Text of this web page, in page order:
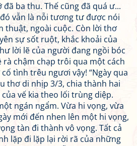
ba thu. Thế cũng đã quá ư...
vẫn là nỗi tương tư được nói
thuật, ngoài cuộc. Còn lời thơ
sự sốt ruột, khắc khoải của
lời lẽ của người đang ngồi bóc
rà chậm chạp trôi qua một cách
tình trêu ngươi vậy! “Ngày qua
thơ di nhịp 3/3, chia thành hai
vế kia theo lối trùng diệp.
ngán ngẩm. Vừa hi vọng, vừa
mới đến nhen lên một hi vọng,
tàn đi thành vô vọng. Tất cả
lặp đi lặp lại rời rã của những